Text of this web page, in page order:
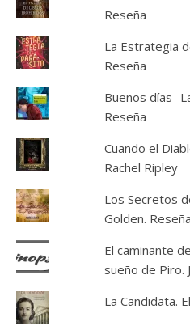
Reseña
La Estrategia
Reseña
Buenos días-
Reseña
Cuando el
Rachel Ripley
Los Secretos
Golden. Reseña
El caminante
sueño de Piro.
La Candidata.